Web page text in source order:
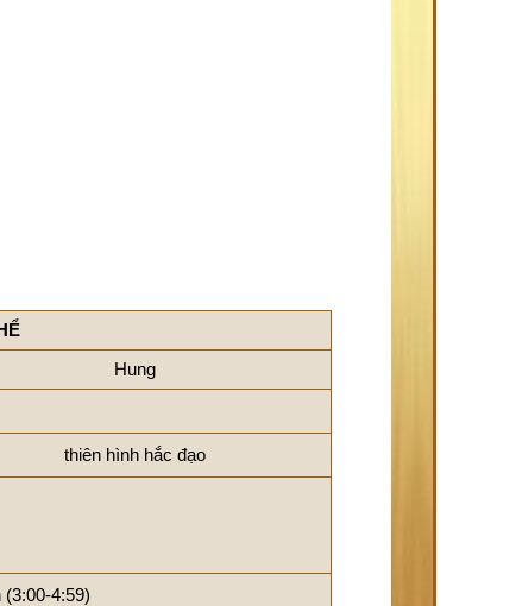
Hung
thiên hình hắc đạo
(3:00-4:59)